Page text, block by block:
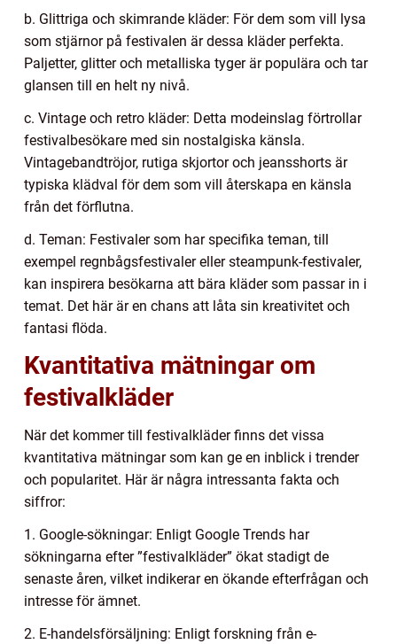
b. Glittriga och skimrande kläder: För dem som vill lysa
som stjärnor på festivalen är dessa kläder perfekta.
Paljetter, glitter och metalliska tyger är populära och tar
glansen till en helt ny nivå.
c. Vintage och retro kläder: Detta modeinslag förtrollar
festivalbesökare med sin nostalgiska känsla.
Vintagebandtröjor, rutiga skjortor och jeansshorts är
typiska klädval för dem som vill återskapa en känsla
från det förflutna.
d. Teman: Festivaler som har specifika teman, till
exempel regnbågsfestivaler eller steampunk-festivaler,
kan inspirera besökarna att bära kläder som passar in i
temat. Det här är en chans att låta sin kreativitet och
fantasi flöda.
Kvantitativa mätningar om
festivalkläder
När det kommer till festivalkläder finns det vissa
kvantitativa mätningar som kan ge en inblick i trender
och popularitet. Här är några intressanta fakta och
siffror:
1. Google-sökningar: Enligt Google Trends har
sökningarna efter ”festivalkläder” ökat stadigt de
senaste åren, vilket indikerar en ökande efterfrågan och
intresse för ämnet.
2. E-handelsförsäljning: Enligt forskning från e-